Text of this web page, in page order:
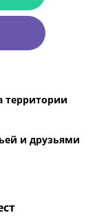
территории
и друзьями